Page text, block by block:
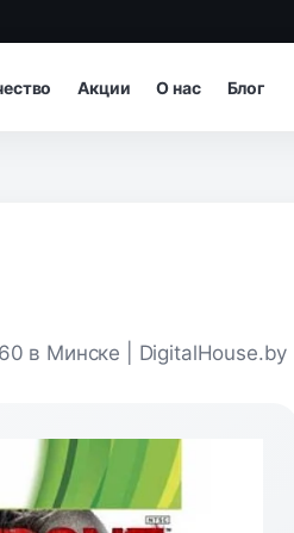
Акции О нас Блог
в Минске | DigitalHouse.by